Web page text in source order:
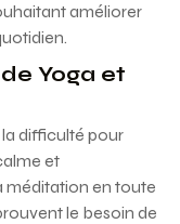
améliorer
Yoga et
difficulté pour
et
méditation en toute
le besoin de